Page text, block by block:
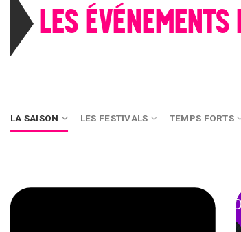
LES
LA SAISON LES FESTIVALS TEMPS FORTS